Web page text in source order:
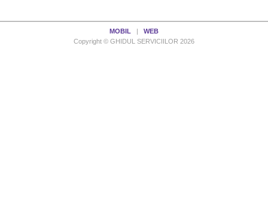
MOBIL
WEB
Copyright © GHIDUL SERVICIILOR 2026